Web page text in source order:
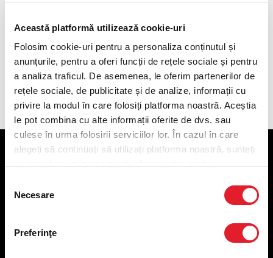
Această platformă utilizează cookie-uri
Folosim cookie-uri pentru a personaliza conținutul și
anunțurile, pentru a oferi funcții de rețele sociale și pentru
a analiza traficul. De asemenea, le oferim partenerilor de
rețele sociale, de publicitate și de analize, informații cu
privire la modul în care folosiți platforma noastră. Aceștia
le pot combina cu alte informații oferite de dvs. sau
culese în urma folosirii serviciilor lor. În cazul în care
alegeți să continuați să utilizați platforma noastră, sunteți
consimțământului
Necesare
Preferinţe
Componența produsului
Meniu livrare
Abonare Newsletter